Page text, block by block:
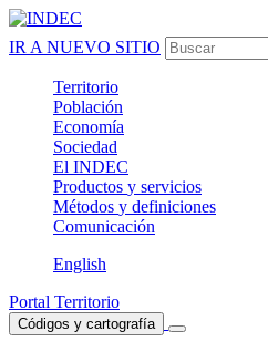
IR A NUEVO SITIO
Territorio
Población
Economía
Sociedad
El INDEC
Productos y servicios
Métodos y definiciones
Comunicación
English
Portal Territorio
Códigos y cartografía